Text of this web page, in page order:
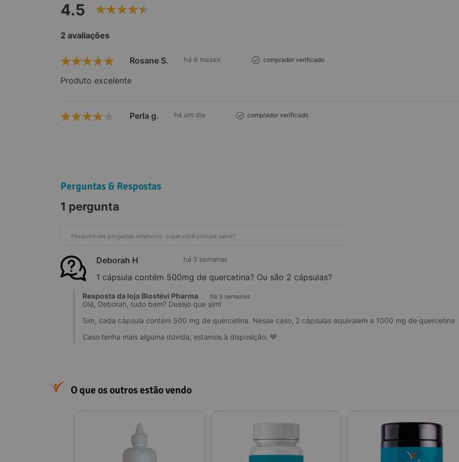
4.5
2 avaliações
Rosane S. há 6 meses comprador verificado
Produto excelente
Perla g. há um dia comprador verificado
Perguntas & Respostas
1 pergunta
Deborah H há 3 semanas
1 cápsula contém 500mg de quercetina? Ou são 2 cápsulas?
Resposta da loja Biostévi Pharma há 3 semanas
Olá, Deborah, tudo bem? Desejo que sim!
Sim, cada cápsula contém 500 mg de quercetina. Nesse caso, 2 cápsulas equivalem a 1000 mg de quercetina
Caso tenha mais alguma dúvida, estamos à disposição. 💙
O que os outros estão vendo